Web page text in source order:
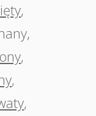
,
,
,
,
,